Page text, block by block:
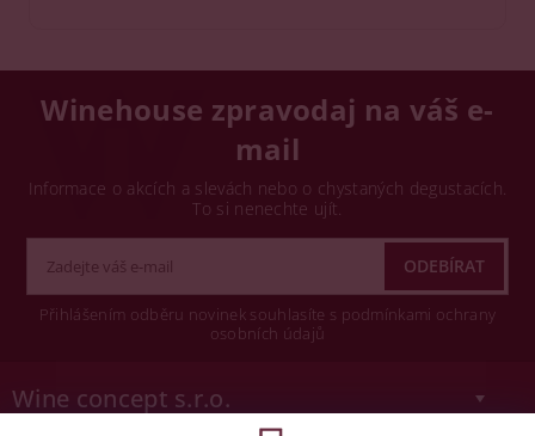
Winehouse zpravodaj na váš e-
mail
Informace o akcích a slevách nebo o chystaných degustacích.
To si nenechte ujít.
Přihlášením odběru novinek souhlasíte s podmínkami ochrany
osobních údajů
Wine concept s.r.o.